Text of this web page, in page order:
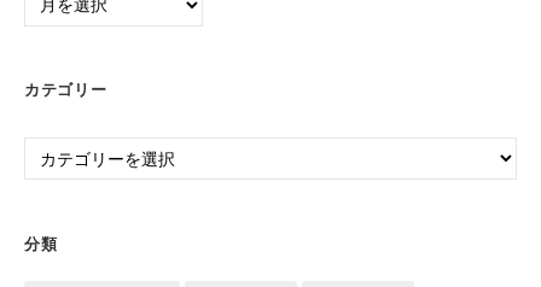
カ
カテゴリー
カ
ー
分類